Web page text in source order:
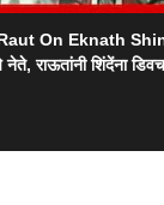
On Eknath
राऊतांनी शिंदेंना